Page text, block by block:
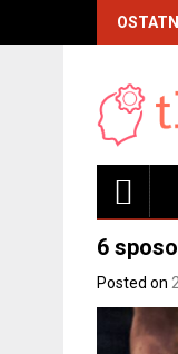
6
Posted on